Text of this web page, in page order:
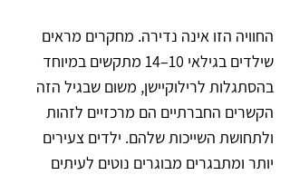
החוויה הזו אינה נדירה. מחקרים מראים
שילדים בגילאי 10–14 מתקשים במיוחד
בהסתגלות לרילוקיישן, משום שבגיל הזה
הקשרים החברתיים הם מרכזיים לזהות
ולתחושת השייכות שלהם. ילדים צעירים
יותר ומתבגרים מבוגרים נוטים לעיתים